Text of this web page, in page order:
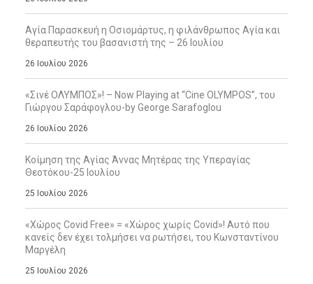
Αγία Παρασκευή η Οσιομάρτυς, η φιλάνθρωπος Αγία και
θεραπευτής του βασανιστή της – 26 Ιουλίου
26 Ιουλίου 2026
«Σινέ ΟΛΥΜΠΟΣ»! – Now Playing at “Cine OLYMPOS”, του
Γιώργου Σαράφογλου-by George Sarafoglou
26 Ιουλίου 2026
Κοίμηση της Αγίας Άννας Μητέρας της Υπεραγίας
Θεοτόκου-25 Ιουλίου
25 Ιουλίου 2026
«Χώρος Covid Free» = «Χώρος χωρίς Covid»! Αυτό που
κανείς δεν έχει τολμήσει να ρωτήσει, του Κωνσταντίνου
Μαργέλη
25 Ιουλίου 2026